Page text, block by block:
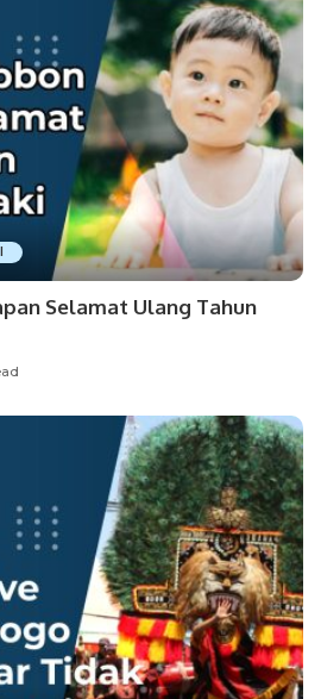
Selamat Ulang Tahun